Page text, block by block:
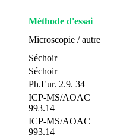
Méthode d'essai
Microscopie / autre
Séchoir
Séchoir
Ph.Eur. 2.9. 34
ICP-MS/AOAC
993.14
ICP-MS/AOAC
993.14